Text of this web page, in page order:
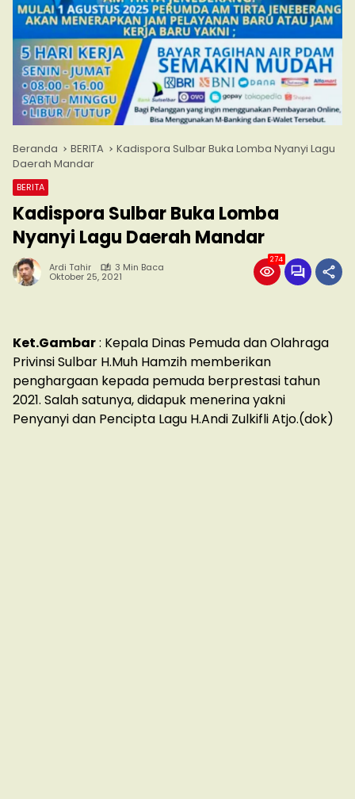
Beranda BERITA
Kadispora Sulbar Buka Lomba Nyanyi Lagu
Daerah Mandar
BERITA
Kadispora Sulbar Buka Lomba
Nyanyi Lagu Daerah Mandar
Ardi Tahir 3 Min Baca
Oktober 25, 2021
274
Ket.Gambar: Kepala Dinas Pemuda dan Olahraga
Privinsi Sulbar H.Muh Hamzih memberikan
penghargaan kepada pemuda berprestasi tahun
2021. Salah satunya, didapuk menerina yakni
Penyanyi dan Pencipta Lagu H.Andi Zulkifli Atjo.(dok)